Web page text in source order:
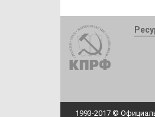
1993-2017 ©